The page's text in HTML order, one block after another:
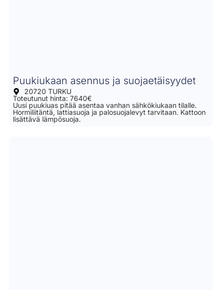
Puukiukaan asennus ja suojaetäisyydet
20720 TURKU
Toteutunut hinta: 7640€
Uusi puukiuas pitää asentaa vanhan sähkökiukaan tilalle.
Hormiliitäntä, lattiasuoja ja palosuojalevyt tarvitaan. Kattoon
lisättävä lämpösuoja.